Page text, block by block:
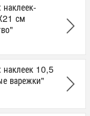
см
10,5
варежки"